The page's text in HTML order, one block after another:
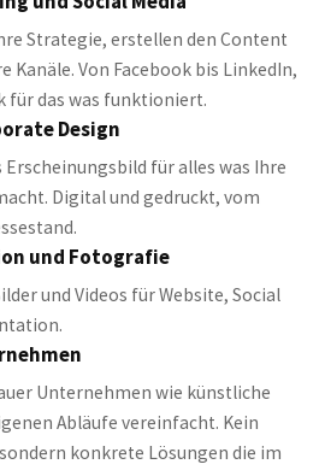
Strategie, erstellen den Content
Kanäle. Von Facebook bis LinkedIn,
für das was funktioniert.
Design
für alles was Ihre
Digital und gedruckt, vom
und Fotografie
und Videos für Website, Social
Unternehmen wie künstliche
Abläufe vereinfacht. Kein
konkrete Lösungen die im